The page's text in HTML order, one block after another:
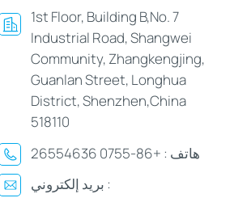
1st Floor, Building B,No. 7
Industrial Road, Shangwei
Community, Zhangkengjing,
Guanlan Street, Longhua
District, Shenzhen,China
518110
هاتف : +86-0755 26554636
بريد إلكتروني :